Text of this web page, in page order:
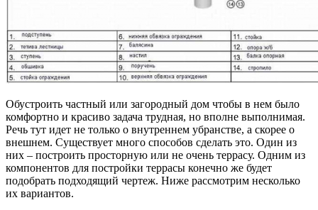
Обустроить частный или загородный дом чтобы в нем было
комфортно и красиво задача трудная, но вполне выполнимая.
Речь тут идет не только о внутреннем убранстве, а скорее о
внешнем. Существует много способов сделать это. Один из
них – построить просторную или не очень террасу. Одним из
компонентов для постройки террасы конечно же будет
подобрать подходящий чертеж. Ниже рассмотрим несколько
их вариантов.